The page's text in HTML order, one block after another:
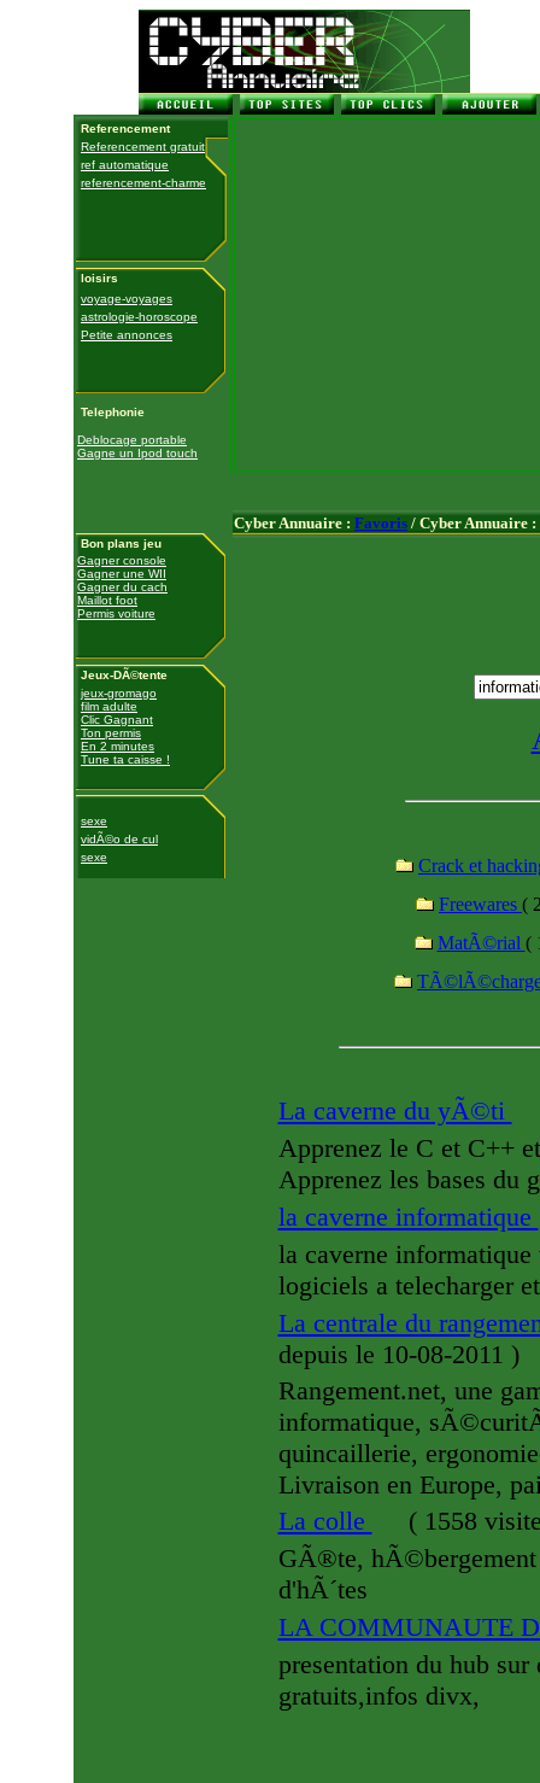
Referencement
Referencement gratuit
ref automatique
referencement-charme
loisirs
voyage-voyages
astrologie-horoscope
Petite annonces
Telephonie
Deblocage portable
Gagne un Ipod touch
Bon plans jeu
Gagner console
Gagner une WII
Gagner du cach
Maillot foot
Permis voiture
Jeux-DÃ©tente
jeux-gromago
film adulte
Clic Gagnant
Ton permis
En 2 minutes
Tune ta caisse !
sexe
vidÃ©o de cul
sexe
Cyber Annuaire : Favoris / Cyber Annuaire :
Crack et
Freewares (
MatÃ©rial (
La caverne du yÃ©ti
Apprenez le C et C++
Apprenez les bases du
la caverne informatique
la caverne
logiciels a telecharger
La centrale du
depuis le 10-08-2011 )
Rangement.net, une
informatique,
quincaillerie,
Livraison en Europe,
La colle
(1558
GÃ®te, hÃ©bergement
d'hÃ´tes
LA COMMUNAUTE
presentation du hub sur
gratuits,infos divx,